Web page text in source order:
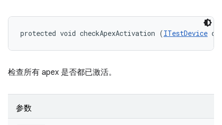
protected void checkApexActivation (ITestDevice
检查所有 apex 是否都已激活。
参数